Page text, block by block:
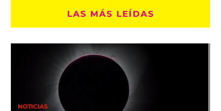
LAS MÁS LEÍDAS
NOTICIAS